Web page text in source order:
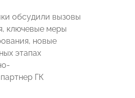
обсудили вызовы
ключевые меры
новые
этапах
ГК